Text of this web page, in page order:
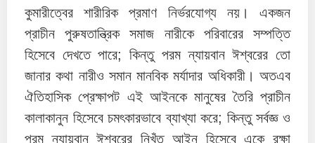
কুমারীত্বের শারীরিক প্রমাণ নির্ভরযোগ্য নয়। একজন
প্রাচীন পুরুষতান্ত্রিক সমাজ নারীকে পরিবারের সম্পত্তি
হিসেবে দেখতে পারে; কিন্তু পরম ন্যায়বান ঈশ্বরের তো
জানার কথা নারীও সমান মানবিক মর্যাদার অধিকারী। অতএব
ঐতিহাসিক প্রেক্ষাপট এই আইনকে মানুষের তৈরি প্রাচীন
কালাকানুন হিসেবে চমৎকারভাবে ব্যাখ্যা করে; কিন্তু সর্বজ্ঞ ও
পরম ন্যায়বান ঈশ্বরের নিখুঁত আইন হিসেবে একে রক্ষা